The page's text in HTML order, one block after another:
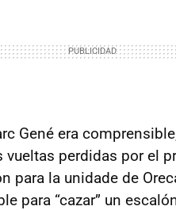
Gené era
vueltas perdidas por el
para la unidade de
para “cazar” un